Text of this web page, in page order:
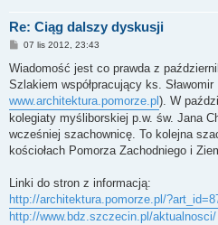
Re: Ciąg dalszy dyskusji
P
s
07 lis 2012, 23:43
Wiadomość jest co prawda z
Szlakiem współpracujący ks. Sławomir
www.architektura.pomorze.pl). W
kolegiaty myśliborskiej p.w. św. Jana
wcześniej szachownicę. To kolejna
kościołach Pomorza Zachodniego i
Linki do stron z informacją:
http://architektura.pomorze.pl/
http://www.bdz.szczecin.pl/